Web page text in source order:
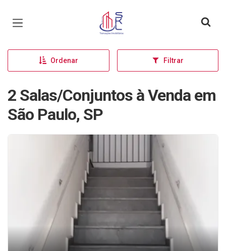
Página inicial
Ordenar Filtrar
2 Salas/Conjuntos à Venda em
São Paulo, SP